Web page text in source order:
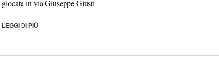
giocata in via Giuseppe Giusti
LEGGI DI PIÙ